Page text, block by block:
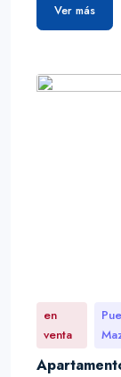
Ver más
en
venta